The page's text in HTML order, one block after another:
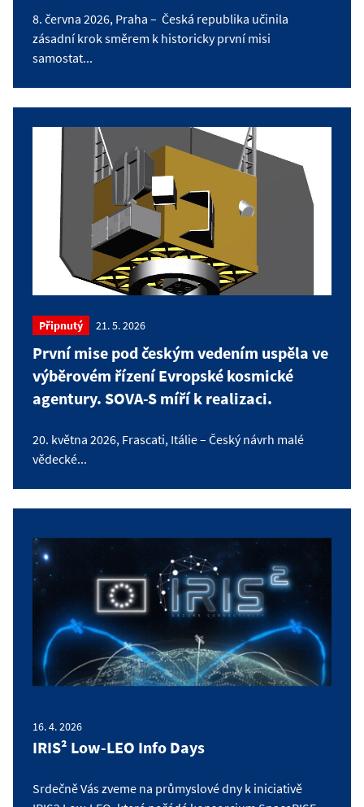
8. června 2026, Praha – Česká republika učinila
zásadní krok směrem k historicky první misi
samostat...
Připnutý 21. 5. 2026
První mise pod českým vedením uspěla ve
výběrovém řízení Evropské kosmické
agentury. SOVA-S míří k realizaci.
20. května 2026, Frascati, Itálie – Český návrh malé
vědecké...
16. 4. 2026
IRIS² Low-LEO Info Days
Srdečně Vás zveme na průmyslové dny k iniciativě